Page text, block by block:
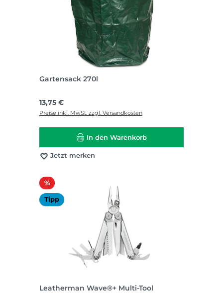
Gartensack 270l
Regulärer Preis:
13,75 €
Preise inkl. MwSt. zzgl. Versandkosten
In den Warenkorb
Jetzt merken
%Rabatt
Tipp
Leatherman Wave®+ Multi-Tool